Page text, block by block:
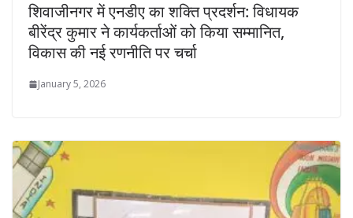
शिवाजीनगर में एनडीए का शक्ति प्रदर्शन: विधायक
बीरेंद्र कुमार ने कार्यकर्ताओं को किया सम्मानित,
विकास की नई रणनीति पर चर्चा
January 5, 2026